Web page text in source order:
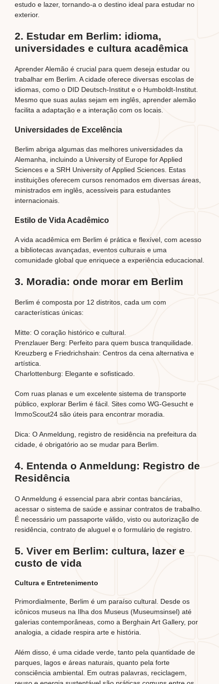
estudo e lazer, tornando-a o destino ideal para estudar no
exterior.
2. Estudar em Berlim: idioma,
universidades e cultura acadêmica
Aprender Alemão é crucial para quem deseja estudar ou
trabalhar em Berlim. A cidade oferece diversas escolas de
idiomas, como o DID Deutsch-Institut e o Humboldt-Institut.
Mesmo que suas aulas sejam em inglês, aprender alemão
facilita a adaptação e a interação com os locais.
Universidades de Excelência
Berlim abriga algumas das melhores universidades da
Alemanha, incluindo a University of Europe for Applied
Sciences e a SRH University of Applied Sciences. Estas
instituições oferecem cursos renomados em diversas áreas,
ministrados em inglês, acessíveis para estudantes
internacionais.
Estilo de Vida Acadêmico
A vida acadêmica em Berlim é prática e flexível, com acesso
a bibliotecas avançadas, eventos culturais e uma
comunidade global que enriquece a experiência educacional.
3. Moradia: onde morar em Berlim
Berlim é composta por 12 distritos, cada um com
características únicas:
Mitte: O coração histórico e cultural.
Prenzlauer Berg: Perfeito para quem busca tranquilidade.
Kreuzberg e Friedrichshain: Centros da cena alternativa e
artística.
Charlottenburg: Elegante e sofisticado.
Com ruas planas e um excelente sistema de transporte
público, explorar Berlim é fácil. Sites como WG-Gesucht e
ImmoScout24 são úteis para encontrar moradia.
Dica: O Anmeldung, registro de residência na prefeitura da
cidade, é obrigatório ao se mudar para Berlim.
4. Entenda o Anmeldung: Registro de
Residência
O Anmeldung é essencial para abrir contas bancárias,
acessar o sistema de saúde e assinar contratos de trabalho.
É necessário um passaporte válido, visto ou autorização de
residência, contrato de aluguel e o formulário de registro.
5. Viver em Berlim: cultura, lazer e
custo de vida
Cultura e Entretenimento
Primordialmente, Berlim é um paraíso cultural. Desde os
icônicos museus na Ilha dos Museus (Museumsinsel) até
galerias contemporâneas, como a Berghain Art Gallery, por
analogia, a cidade respira arte e história.
Além disso, é uma cidade verde, tanto pela quantidade de
parques, lagos e áreas naturais, quanto pela forte
consciência ambiental. Em outras palavras, reciclagem,